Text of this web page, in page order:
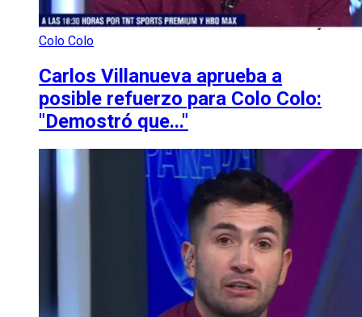
Colo Colo
Carlos Villanueva aprueba a
posible refuerzo para Colo Colo:
"Demostró que..."